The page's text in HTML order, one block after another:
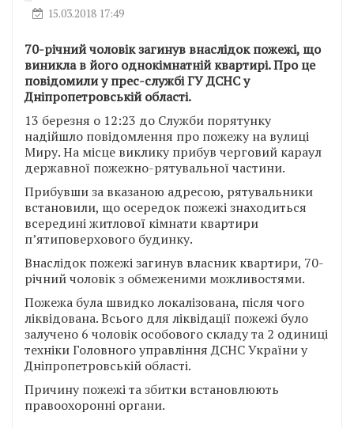
15.03.2018 17:49
70-річний чоловік загинув внаслідок пожежі, що
виникла в його однокімнатній квартирі. Про це
повідомили у прес-службі ГУ ДСНС у
Дніпропетровській області.
13 березня о 12:23 до Служби порятунку
надійшло повідомлення про пожежу на вулиці
Миру. На місце виклику прибув черговий караул
державної пожежно-рятувальної частини.
Прибувши за вказаною адресою, рятувальники
встановили, що осередок пожежі знаходиться
всередині житлової кімнати квартири
п’ятиповерхового будинку.
Внаслідок пожежі загинув власник квартири, 70-
річний чоловік з обмеженими можливостями.
Пожежа була швидко локалізована, після чого
ліквідована. Всього для ліквідації пожежі було
залучено 6 чоловік особового складу та 2 одиниці
техніки Головного управління ДСНС України у
Дніпропетровській області.
Причину пожежі та збитки встановлюють
правоохоронні органи.